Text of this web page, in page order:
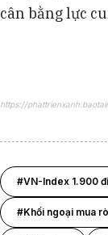
cân bằng lực
https://
#VN-Index 1.900
#Khối ngoại mua